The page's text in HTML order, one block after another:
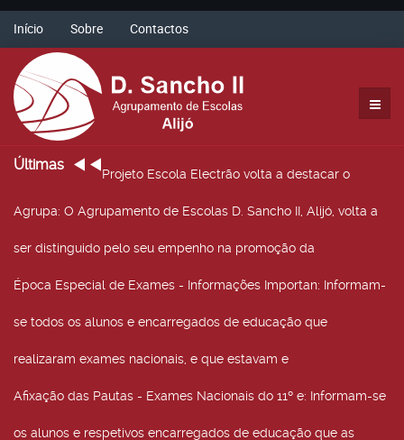
Início Sobre Contactos
Últimas
Projeto Escola Electrão volta a destacar o
Agrupa: O Agrupamento de Escolas D. Sancho II, Alijó, volta a
ser distinguido pelo seu empenho na promoção da
Época Especial de Exames - Informações Importan: Informam-
se todos os alunos e encarregados de educação que
realizaram exames nacionais, e que estavam e
Afixação das Pautas - Exames Nacionais do 11º e: Informam-se
os alunos e respetivos encarregados de educação que as